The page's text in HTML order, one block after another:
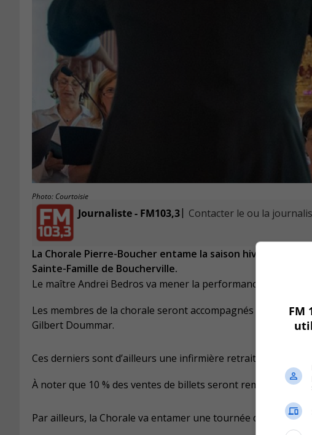
Photo: Courtoisie
Journaliste - FM103,3| Contacter le ou la
La Chorale Pierre-Boucher entame la saison hivernale
Sainte-Famille de Boucherville.
Le maître Andrei Bedros va mener la performance, sous le
Les membres de la chorale seront accompagnés de la
Gilbert Doummar.
Ces derniers sont d’ailleurs une infirmière retraitée et un
À noter que 10 % des ventes de billets seront remises à la
Par ailleurs, la Chorale va entamer une tournée dans
FM